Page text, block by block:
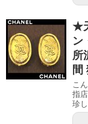
★
ン
所
間
こ
指
珍